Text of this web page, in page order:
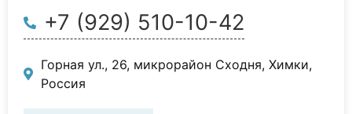
+7 (929) 510-10-42
Горная ул., 26, микрорайон Сходня, Химки,
Россия